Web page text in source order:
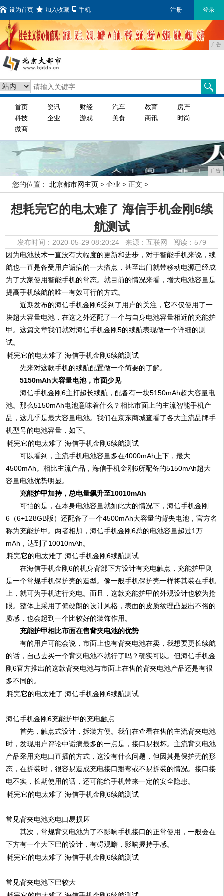
设为首页 加入收藏 手机 注册 登录
广告
首页 资讯 财经 汽车 教育
房产
科技
企业 游戏 美食 商讯
时尚
微商
广告
您的位置： 北京都市网主页 > 企业 > 正文 >
想耗完它的电太难了 海信手机金刚6续
航测试
发布时间：2020-05-29 08:20:24 来源：互联网 阅读：579
因为电池技术一直没有大幅度的更新和进步，对于智能手机来说，续
航也一直是备受用户诟病的一大痛点，甚至出门就带移动电源已经成
为了大家使用智能手机的常态。就目前的情况来看，增大电池容量是
提高手机续航的唯一有效可行的方式。
近期发布的海信手机金刚6受到了用户的关注，它不仅使用了一
块超大容量电池，在这之外还配了一个与自身电池容量相近的充能护
甲。这篇文章我们就对海信手机金刚5的续航表现做一个详细的测
试。
先来对这款手机的续航配置做一个简要的了解。
5150mAh大容量电池，市面少见
海信手机金刚6主打超长续航，配备有一块5150mAh超大容量电
池。那么5150mAh电池意味着什么？相比市面上的主流智能手机产
品，这几乎是最大容量电池。我们在京东商城查看了各大主流品牌手
机型号的电池容量，如下。
可以看到，主流手机电池容量多在4000mAh上下，最大
4500mAh。相比主流产品，海信手机金刚6所配备的5150mAh超大
容量电池优势明显。
充能护甲加持，总电量飙升至10010mAh
可怕的是，在本身电池容量就如此大的情况下，海信手机金刚
6（6+128GB版）还配备了一个4500mAh大容量的背夹电池，官方名
称为充能护甲。两者相加，海信手机金刚6总的电池容量超过1万
mAh，达到了10010mAh。
在海信手机金刚6的机身背部下方设计有充电触点，充能护甲则
是一个常规手机保护壳的造型。像一般手机保护壳一样将其装在手机
上，就可为手机进行充电。而且，这款充能护甲的外观设计也较为抢
眼。整体上采用了偏硬朗的设计风格，表面的皮质纹理凸显出不俗的
质感，也会起到一个比较好的装饰作用。
充能护甲相比市面在售背夹电池的优势
有的用户可能会说，市面上也有背夹电池在卖，我想要更长续航
的话，自己去买一个背夹电池不就行了吗？确实可以。但海信手机金
刚6官方推出的这款背夹电池与市面上在售的背夹电池产品还是有很
多不同的。
海信手机金刚6充能护甲的充电触点
首先，触点式设计，拆装方便。我们在查看在售的主流背夹电池
时，发现用户评论中诟病最多的一点是，接口易损坏。主流背夹电池
产品采用充电口直插的方式，这没有什么问题，但因其是保护壳的形
态，在拆装时，很容易造成充电接口掰弯或不易拆装的情况。接口接
电不实，长期使用的话，还可能给手机带来一定的安全隐患。
常见背夹电池充电口易损坏
其次，常规背夹电池为了不影响手机接口的正常使用，一般会在
下方有一个大下巴的设计，有碍观瞻，影响握持手感。
常见背夹电池下巴较大